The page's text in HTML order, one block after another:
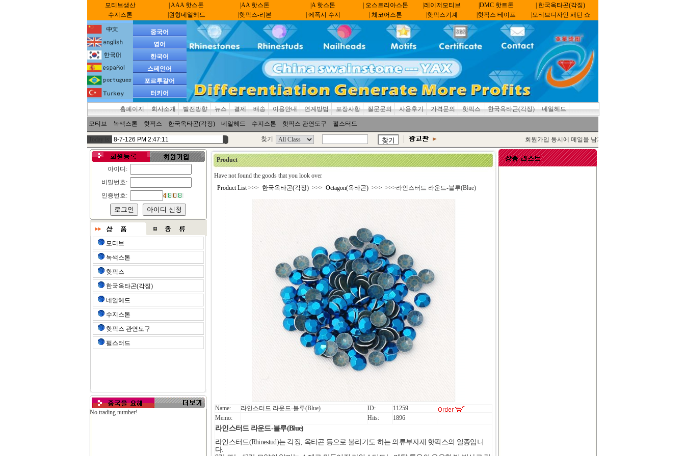
모티브생산 | AAA 핫스톤 |AA 핫스톤 |A 핫스톤 | 오스트리아스톤 |레이저모티브 |DMC 핫트톤
| 한국옥타곤(각징)
수지스톤
|원형네일헤드 |핫픽스-리본 | 에폭시 수지 | 체코어스톤 |핫픽스기계 |핫픽스 테이프 |모티브디자인 패턴 쇼
중국어
영어
한국어
스페인어
포르투갈어
터키어
홈페이지 회사소개 발전방향 뉴스 결제 배송 이용안내 연계방법 포장사항 질문문의 사용후기 가격문의 핫픽스 한국옥타곤(각징) 네일헤드
모티브 녹색스톤 핫픽스 한국옥타곤(각징) 네일헤드 수지스톤 핫픽스 관연도구 펄스터드
찾기 회원가입 동시에 메일을 남기면 최신정보 획득!
아이디:
비밀번호:
인증번호:
모티브
녹색스톤
핫픽스
한국옥타곤(각징)
네일헤드
수지스톤
핫픽스 관연도구
펄스터드
No trading number!
Product
Have not found the goods that you look over
Product List>>> 한국옥타곤(각징) >>> Octagon(옥타곤) >>> >>>라인스터드 라운드-블루(Blue)
Name: 라인스터드 라운드-블루(Blue) ID:
11259
Memo:
Hits: 1896
라인스터드 라운드-블루(Blue)
라인스터드(Rhinestud)는 각징, 옥타곤 등으로 불리기도 하는 의류부자재 핫픽스의 일종입니
다.
Name:라인스터드 라운드-골드
(Gold)